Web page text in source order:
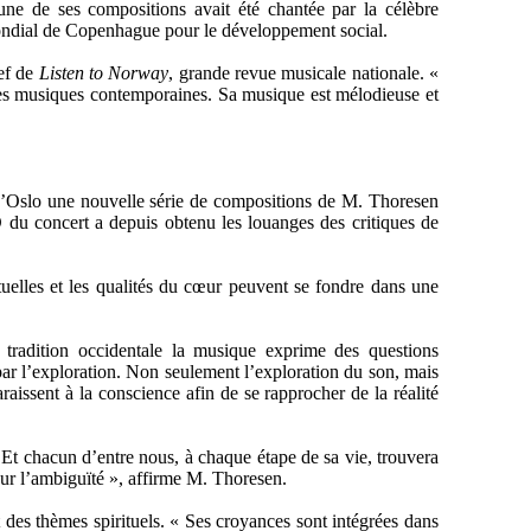
de ses compositions avait été chantée par la célèbre
de Copenhague pour le développement social.
de Listen to Norway, grande revue musicale nationale. «
contemporaines. Sa musique est mélodieuse et
une nouvelle série de compositions de M. Thoresen
concert a depuis obtenu les louanges des critiques de
et les qualités du cœur peuvent se fondre dans une
occidentale la musique exprime des questions
l’exploration. Non seulement l’exploration du son, mais
à la conscience afin de se rapprocher de la réalité
chacun d’entre nous, à chaque étape de sa vie, trouvera
l’ambiguïté », affirme M. Thoresen.
thèmes spirituels. « Ses croyances sont intégrées dans